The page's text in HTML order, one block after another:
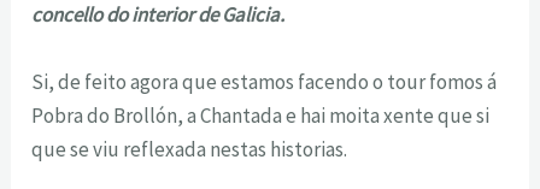
concello do interior de Galicia.
Si, de feito agora que estamos facendo o tour fomos á
Pobra do Brollón, a Chantada e hai moita xente que si
que se viu reflexada nestas historias.